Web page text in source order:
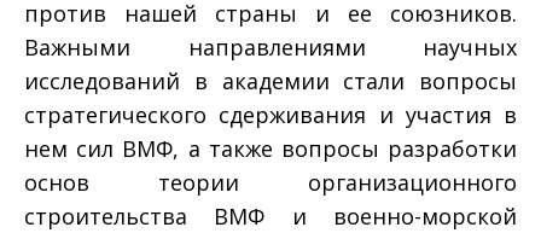
против нашей страны и ее союзников.
Важными направлениями научных
исследований в академии стали вопросы
стратегического сдерживания и участия в
нем сил ВМФ, а также вопросы разработки
основ теории организационного
строительства ВМФ и военно-морской